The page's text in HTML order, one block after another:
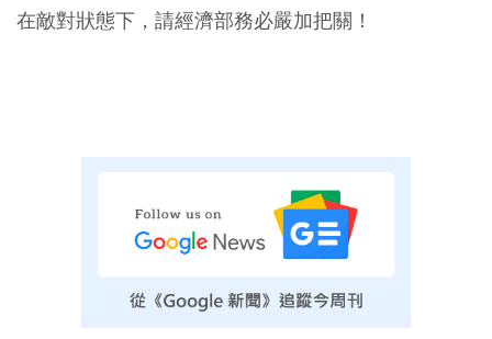
在敵對狀態下，請經濟部務必嚴加把關！